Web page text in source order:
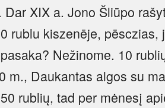
XIX a. Jono Šliūpo
rublu kiszenēje, pēsczias,
Nežinome. 10
m., Daukantas algos su
rublių, tad per mėnesį